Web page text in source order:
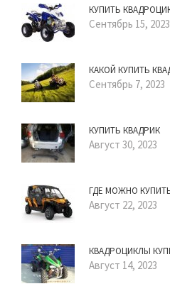
КУПИТЬ
Сентябрь 15, 2023
КАКОЙ КУПИТЬ
Сентябрь 7, 2023
КУПИТЬ КВАДРИК
Август 30, 2023
ГДЕ МОЖНО
Август 22, 2023
КВАДРОЦИКЛЫ
Август 14, 2023